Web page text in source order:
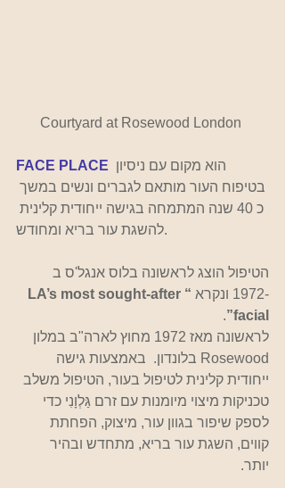
Courtyard at Rosewood London
FACE PLACE הוא מקום עם ניסיון
בטיפוח העור מותאם לגברים ונשים במשך
כ 40 שנה המתמחה בגישה ייחודית קלינית
להשגת עור בריא ומחודש.
הטיפול הוצג לראשונה בלוס אנגל'ס ב
-1972 ונקרא
“LA’s most sought-after
facial”
.
לראשונה מאז 1972 מחוץ לארה"ב במלון
Rosewood בלונדון.  באמצעות גישה
ייחודית קלינית לטיפול בעור, הטיפול משלב
טכניקות מיצוי מיומנות עם זרם גַּלְוָנִי כדי
לספק שיפור בגוון עור, מיצוק, הפחתת
קווים, השגת עור בריא, מתחדש ובהיר
יותר.